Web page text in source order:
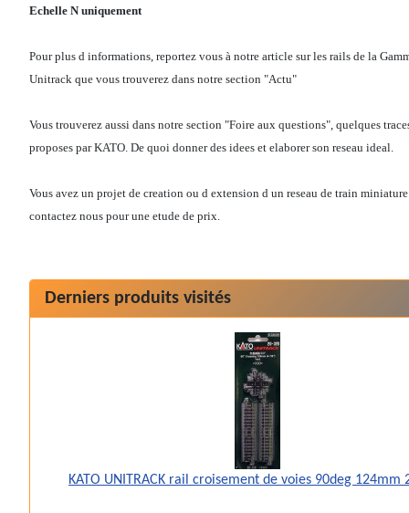
Echelle N uniquement
Pour plus d informations, reportez vous à notre article sur les rails de la
Unitrack que vous trouverez dans notre section "Actu"
Vous trouverez aussi dans notre section "Foire aux questions", quelques
proposes par KATO. De quoi donner des idees et elaborer son reseau ideal.
Vous avez un projet de creation ou d extension d un reseau de train
contactez nous pour une etude de prix.
Derniers produits visités
KATO UNITRACK rail croisement de voies 90deg 124mm